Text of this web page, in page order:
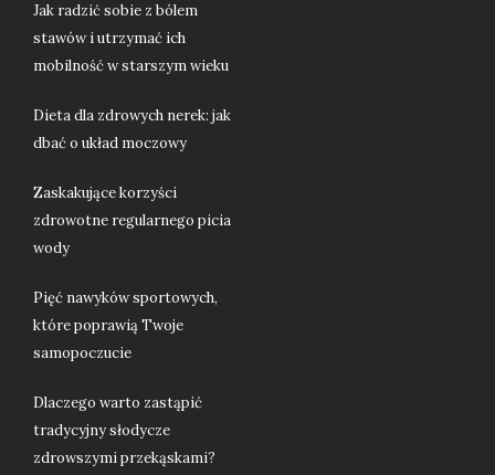
Jak radzić sobie z bólem
stawów i utrzymać ich
mobilność w starszym wieku
Dieta dla zdrowych nerek: jak
dbać o układ moczowy
Zaskakujące korzyści
zdrowotne regularnego picia
wody
Pięć nawyków sportowych,
które poprawią Twoje
samopoczucie
Dlaczego warto zastąpić
tradycyjny słodycze
zdrowszymi przekąskami?